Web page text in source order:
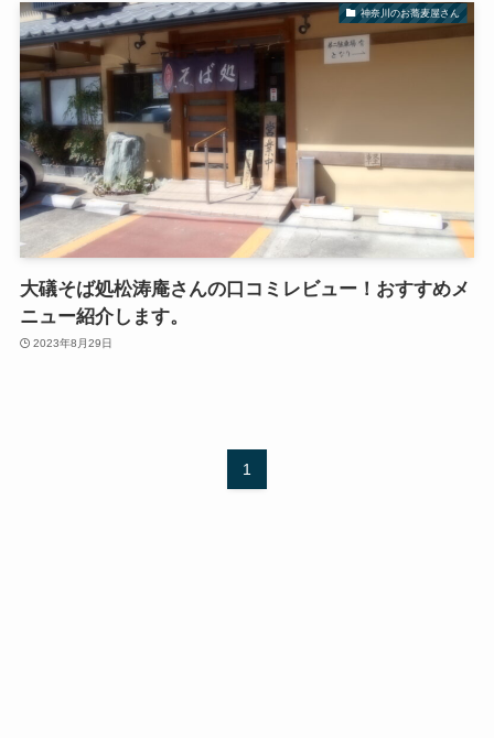
神奈川のお蕎麦屋さん
大礒そば処松涛庵さんの口コミレビュー！おすすめメ
ニュー紹介します。
2023年8月29日
1